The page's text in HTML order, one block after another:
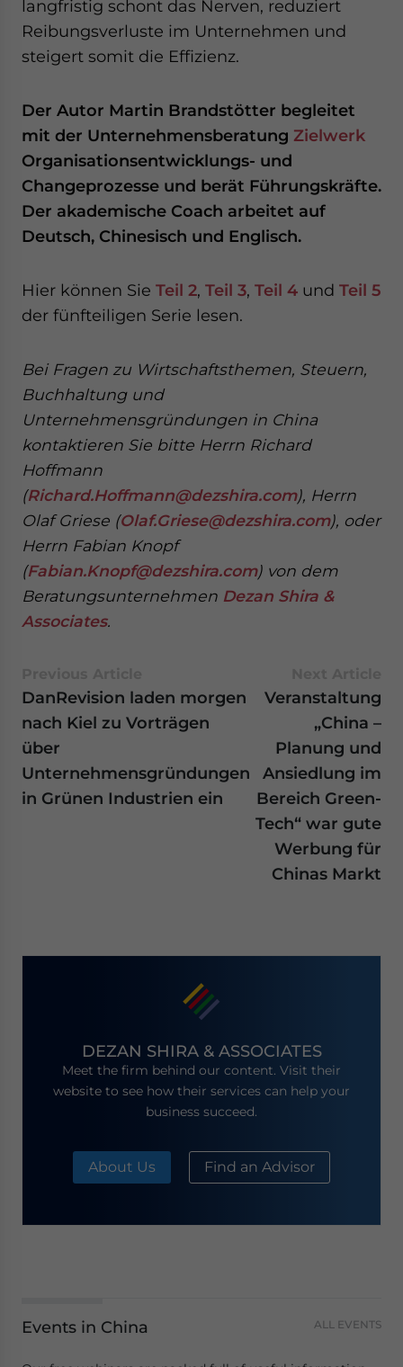
langfristig schont das Nerven, reduziert
Reibungsverluste im Unternehmen und
steigert somit die Effizienz.
Der Autor Martin Brandstötter begleitet
mit der Unternehmensberatung Zielwerk
Organisationsentwicklungs- und
Changeprozesse und berät Führungskräfte.
Der akademische Coach arbeitet auf
Deutsch, Chinesisch und Englisch.
Hier können Sie Teil 2, Teil 3, Teil 4 und Teil 5
der fünfteiligen Serie lesen.
Bei Fragen zu Wirtschaftsthemen, Steuern,
Buchhaltung und
Unternehmensgründungen in China
kontaktieren Sie bitte Herrn Richard
Hoffmann
(Richard.Hoffmann@dezshira.com), Herrn
Olaf Griese (Olaf.Griese@dezshira.com), oder
Herrn Fabian Knopf
(Fabian.Knopf@dezshira.com) von dem
Beratungsunternehmen Dezan Shira &
Associates.
DanRevision laden morgen
nach Kiel zu Vorträgen
über
Unternehmensgründungen
in Grünen Industrien ein
Veranstaltung
„China –
Planung und
Ansiedlung im
Bereich Green-
Tech“ war gute
Werbung für
Chinas Markt
DEZAN SHIRA & ASSOCIATES
Meet the firm behind our content. Visit their
website to see how their services can help your
business succeed.
About Us Find an Advisor
Events in China ALL EVENTS